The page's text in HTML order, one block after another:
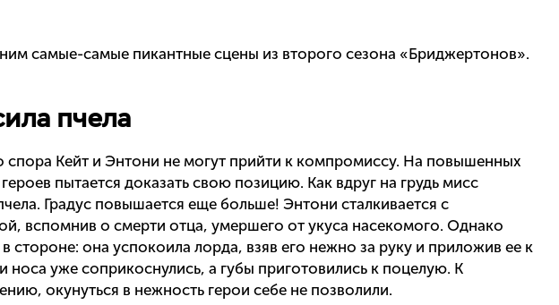
самые-самые пикантные сцены из второго сезона «Бриджертонов».
пчела
спора Кейт и Энтони не могут прийти к компромиссу. На повышенных
пытается доказать свою позицию. Как вдруг на грудь мисс
Градус повышается еще больше! Энтони сталкивается с
вспомнив о смерти отца, умершего от укуса насекомого. Однако
в стороне: она успокоила лорда, взяв его нежно за руку и приложив ее к
носа уже соприкоснулись, а губы приготовились к поцелую. К
окунуться в нежность герои себе не позволили.